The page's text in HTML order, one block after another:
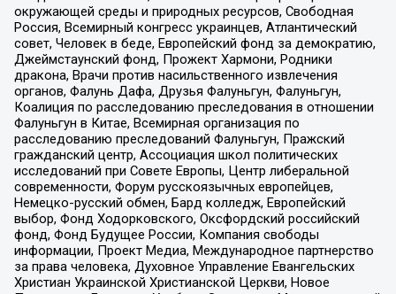
окружающей среды и природных ресурсов, Свободная
Россия, Всемирный конгресс украинцев, Атлантический
совет, Человек в беде, Европейский фонд за демократию,
Джеймстаунский фонд, Прожект Хармони, Родники
дракона, Врачи против насильственного извлечения
органов, Фалунь Дафа, Друзья Фалуньгун, Фалуньгун,
Коалиция по расследованию преследования в отношении
Фалуньгун в Китае, Всемирная организация по
расследованию преследований Фалуньгун, Пражский
гражданский центр, Ассоциация школ политических
исследований при Совете Европы, Центр либеральной
современности, Форум русскоязычных европейцев,
Немецко-русский обмен, Бард колледж, Европейский
выбор, Фонд Ходорковского, Оксфордский российский
фонд, Фонд Будущее России, Компания свободы
информации, Проект Медиа, Международное партнерство
за права человека, Духовное Управление Евангельских
Христиан Украинской Христианской Церкви, Новое